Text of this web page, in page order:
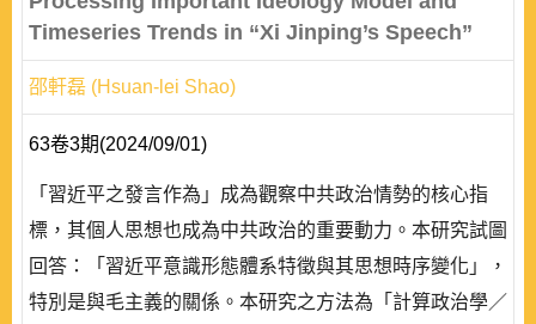
Timeseries Trends in “Xi Jinping’s Speech”
邵軒磊 (Hsuan-lei Shao)
63卷3期(2024/09/01)
「習近平之發言作為」成為觀察中共政治情勢的核心指
標，其個人思想也成為中共政治的重要動力。本研究試圖
回答：「習近平意識形態體系特徵與其思想時序變化」，
特別是與毛主義的關係。本研究之方法為「計算政治學／